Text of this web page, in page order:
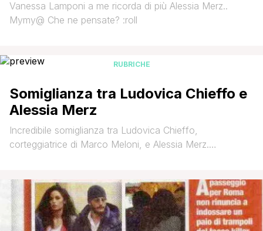
Vanessa Lamponi a me ricorda di più Alessia Merz..
Mymy@ Che ne pensate? :roll
RUBRICHE
Somiglianza tra Ludovica Chieffo e
Alessia Merz
Incredibile somiglianza tra Ludovica Chieffo,
corteggiatrice di Marco Meloni, e Alessia Merz.